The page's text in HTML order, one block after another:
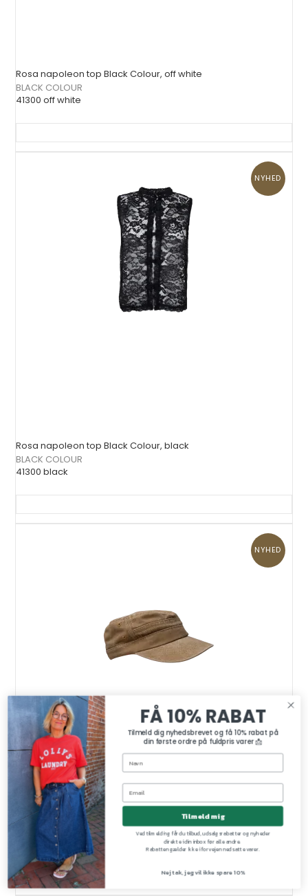
Rosa napoleon top Black Colour, off white
BLACK COLOUR
41300 off white
NYHED
Rosa napoleon top Black Colour, black
BLACK COLOUR
41300 black
NYHED
Glenna cap Black Colour, khaki
BLACK COLOUR
8031 khaki
FÅ 10% RABAT
Tilmeld dig nyhedsbrevet og få 10% rabat på
din første ordre på fuldpris varer 📩
Tilmeld mig
Ved tilmelding får du tilbud, udsalgsrabatter og nyheder
direkte i din inbox før alle andre.
Rabatten gælder ikke i forvejen nedsatte varer.
Nej tak, jeg vil ikke spare 10%